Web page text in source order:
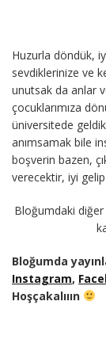
Huzurla döndük,
sevdiklerinize ve
unutsak da anlar
çocuklarımıza
üniversitede
anımsamak bile
boşverin bazen,
verecektir, iyi
Bloğumdaki diğer
Bloğumda
Instagram,
Hoşçakalııın